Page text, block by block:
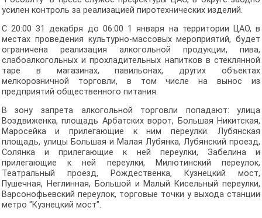
усилен контроль за реализацией пиротехнических изделий.
С 20:00 31 декабря до 06:00 1 января на территории ЦАО, в
местах проведения культурно-массовых мероприятий, будет
ограничена реализация алкогольной продукции, пива,
слабоалкогольных и прохладительных напитков в стеклянной
таре в магазинах, павильонах, других объектах
мелкорозничной торговли, в том числе на вынос из
предприятий общественного питания.
В зону запрета алкогольной торговли попадают: улица
Воздвиженка, площадь Арбатских ворот, Большая Никитская,
Маросейка и прилегающие к ним переулки. Лубянская
площадь, улицы Большая и Малая Лубянка, Лубянский проезд,
Солянка и прилегающие к ней переулки, Забелина и
прилегающие к ней переулки, Милютинский переулок,
Театральный проезд, Рождественка, Кузнецкий мост,
Пушечная, Неглинная, Большой и Малый Кисельный переулки,
Варсонофьевский переулок, торговые точки у выхода станции
метро "Кузнецкий мост".